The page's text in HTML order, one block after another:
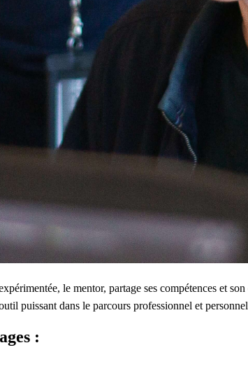
le mentor, partage ses compétences et
puissant dans le parcours professionnel et
: